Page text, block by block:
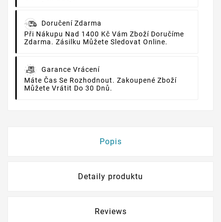
Doručení Zdarma
Při Nákupu Nad 1400 Kč Vám Zboží Doručíme
Zdarma. Zásilku Můžete Sledovat Online.
Garance Vrácení
Máte Čas Se Rozhodnout. Zakoupené Zboží
Můžete Vrátit Do 30 Dnů.
Popis
Detaily produktu
Reviews